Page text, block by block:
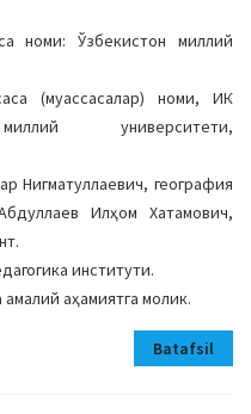
номи: Ўзбекистон миллий
(муассасалар) номи, ИК
университети,
Нигматуллаевич, география
Илҳом Хатамович,
институти.
аҳамиятга молик.
Batafsil